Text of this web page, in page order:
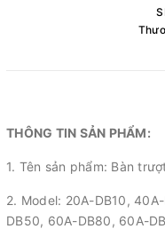
THÔNG TIN SẢN PHẨM:
1. Tên sản phẩm: Bàn
2. Model: 20A-DB10,
DB50, 60A-DB80, 60A-